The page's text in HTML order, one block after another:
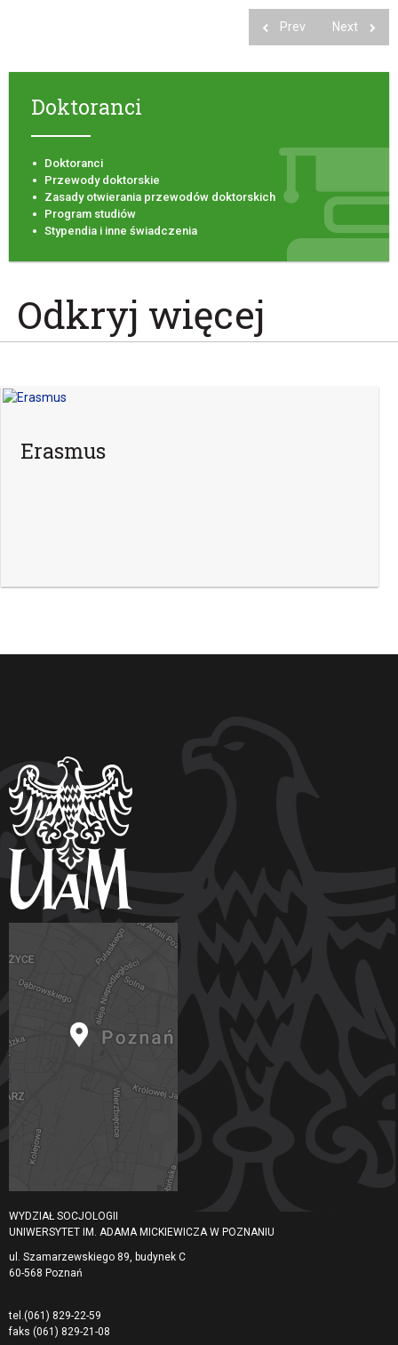
Prev Next
Doktoranci
Doktoranci
Przewody doktorskie
Zasady otwierania przewodów doktorskich
Program studiów
Stypendia i inne świadczenia
Odkryj więcej
Erasmus
WYDZIAŁ SOCJOLOGII
UNIWERSYTET IM. ADAMA MICKIEWICZA W POZNANIU
ul. Szamarzewskiego 89, budynek C
60-568 Poznań
tel.(061) 829-22-59
faks (061) 829-21-08